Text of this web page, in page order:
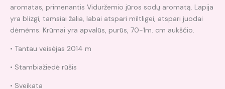
aromatas, primenantis Viduržemio jūros sodų aromatą. Lapija
yra blizgi, tamsiai žalia, labai atspari miltligei, atspari juodai
dėmėms. Krūmai yra apvalūs, purūs, 70-1m. cm aukščio.
• Tantau veisėjas 2014 m
• Stambiažiedė rūšis
• Sveikata